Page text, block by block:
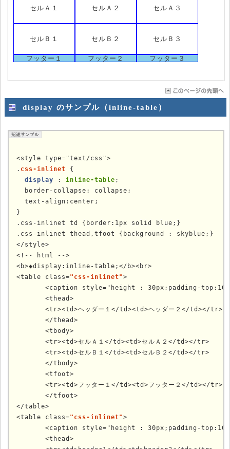
セルＡ１ セルＡ２ セルＡ３
セルＢ１ セルＢ２ セルＢ３
フッター１ フッター２ フッター３
display のサンプル（inline-table）
<style type="text/css">
. css-inlinet {
display : inline-table ;
  border-collapse: collapse;
  text-align:center;
}
.css-inlinet td {border:1px solid blue;}
.css-inlinet thead,tfoot {background : skyblue;}
</style>
<!-- html -->
<b>◆display:inline-table;</b><br>
<table class="css-inlinet">
</table>
<table class="css-inlinet">